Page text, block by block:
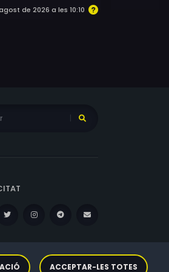
de 2026 a les 10:10
ACCEPTAR-LES TOTES